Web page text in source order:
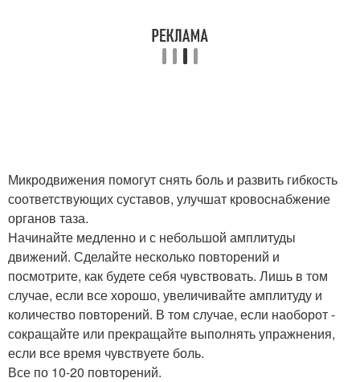
Микродвижения помогут снять боль и развить гибкость
соответствующих суставов, улучшат кровоснабжение
органов таза.
Начинайте медленно и с небольшой амплитуды
движений. Сделайте несколько повторений и
посмотрите, как будете себя чувствовать. Лишь в том
случае, если все хорошо, увеличивайте амплитуду и
количество повторений. В том случае, если наоборот -
сокращайте или прекращайте выполнять упражнения,
если все время чувствуете боль.
Все по 10-20 повторений.